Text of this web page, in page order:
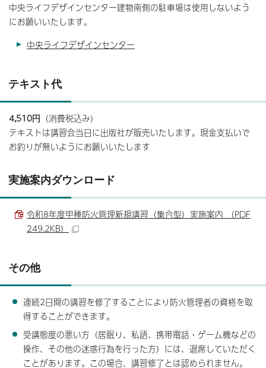
中央ライフデザインセンター建物南側の駐車場は使用しないよう
にお願いいたします。
中央ライフデザインセンター
テキスト代
4,510円 （消費税込み)
テキストは講習会当日に出版社が販売いたします。現金支払いで
お釣りが無いようにお願いいたします
実施案内ダウンロード
令和8年度甲種防火管理新規講習（集合型）実施案内 （PDF
249.2KB）
その他
連続2日間の講習を修了することにより防火管理者の資格を取
得することができます。
受講態度の悪い方（居眠り、私語、携帯電話・ゲーム機などの
操作、その他の迷惑行為を行った方）には、退席していただく
ことがあります。この場合、講習修了とは認められません。